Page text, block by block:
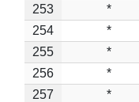
253
*
254
*
255
*
256
*
257
*